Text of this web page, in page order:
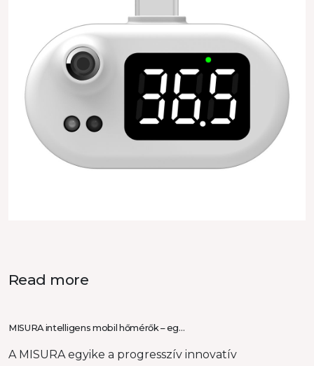
Read more
MISURA intelligens mobil hőmérők – eg…
A MISURA egyike a progresszív innovatív